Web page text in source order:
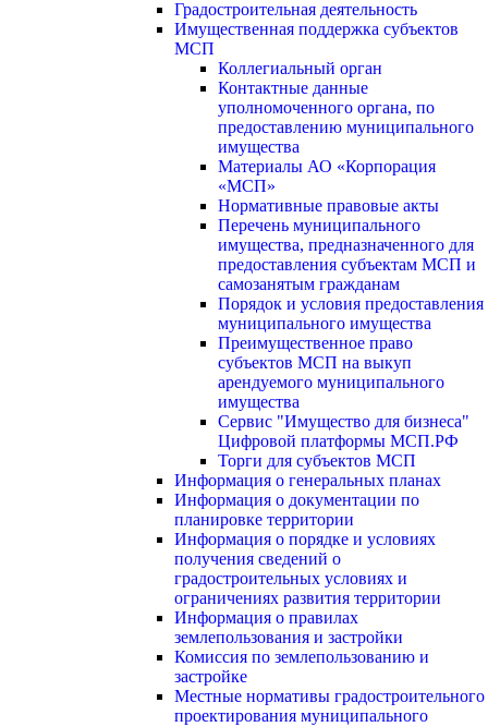
Градостроительная деятельность
Имущественная поддержка субъектов
МСП
Коллегиальный орган
Контактные данные
уполномоченного органа, по
предоставлению муниципального
имущества
Материалы АО «Корпорация
«МСП»
Нормативные правовые акты
Перечень муниципального
имущества, предназначенного для
предоставления субъектам МСП и
самозанятым гражданам
Порядок и условия предоставления
муниципального имущества
Преимущественное право
субъектов МСП на выкуп
арендуемого муниципального
имущества
Сервис "Имущество для бизнеса"
Цифровой платформы МСП.РФ
Торги для субъектов МСП
Информация о генеральных планах
Информация о документации по
планировке территории
Информация о порядке и условиях
получения сведений о
градостроительных условиях и
ограничениях развития территории
Информация о правилах
землепользования и застройки
Комиссия по землепользованию и
застройке
Местные нормативы градостроительного
проектирования муниципального